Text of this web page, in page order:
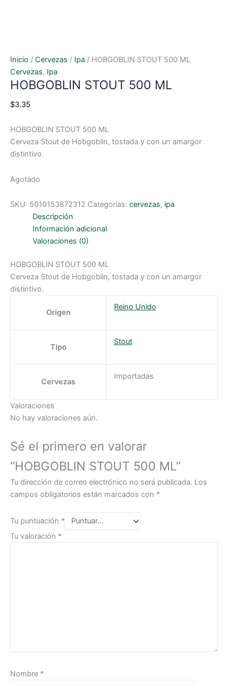
Inicio / Cervezas / Ipa / HOBGOBLIN STOUT 500 ML
Cervezas, Ipa
HOBGOBLIN STOUT 500 ML
$3.35
HOBGOBLIN STOUT 500 ML
Cerveza Stout de Hobgoblin, tostada y con un amargor
distintivo.
Agotado
SKU: 5010153872312 Categorías: cervezas, ipa
Descripción
Información adicional
Valoraciones (0)
HOBGOBLIN STOUT 500 ML
Cerveza Stout de Hobgoblin, tostada y con un amargor
distintivo.
Origen
Reino Unido
Tipo
Stout
Cervezas
Importadas
Valoraciones
No hay valoraciones aún.
Sé el primero en valorar
“HOBGOBLIN STOUT 500 ML”
Tu dirección de correo electrónico no será publicada. Los
campos obligatorios están marcados con *
Tu puntuación *
Tu valoración *
Nombre *